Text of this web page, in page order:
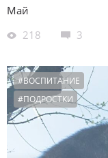
Май
218
3
#ВОСПИТАНИЕ
#ПОДРОСТКИ